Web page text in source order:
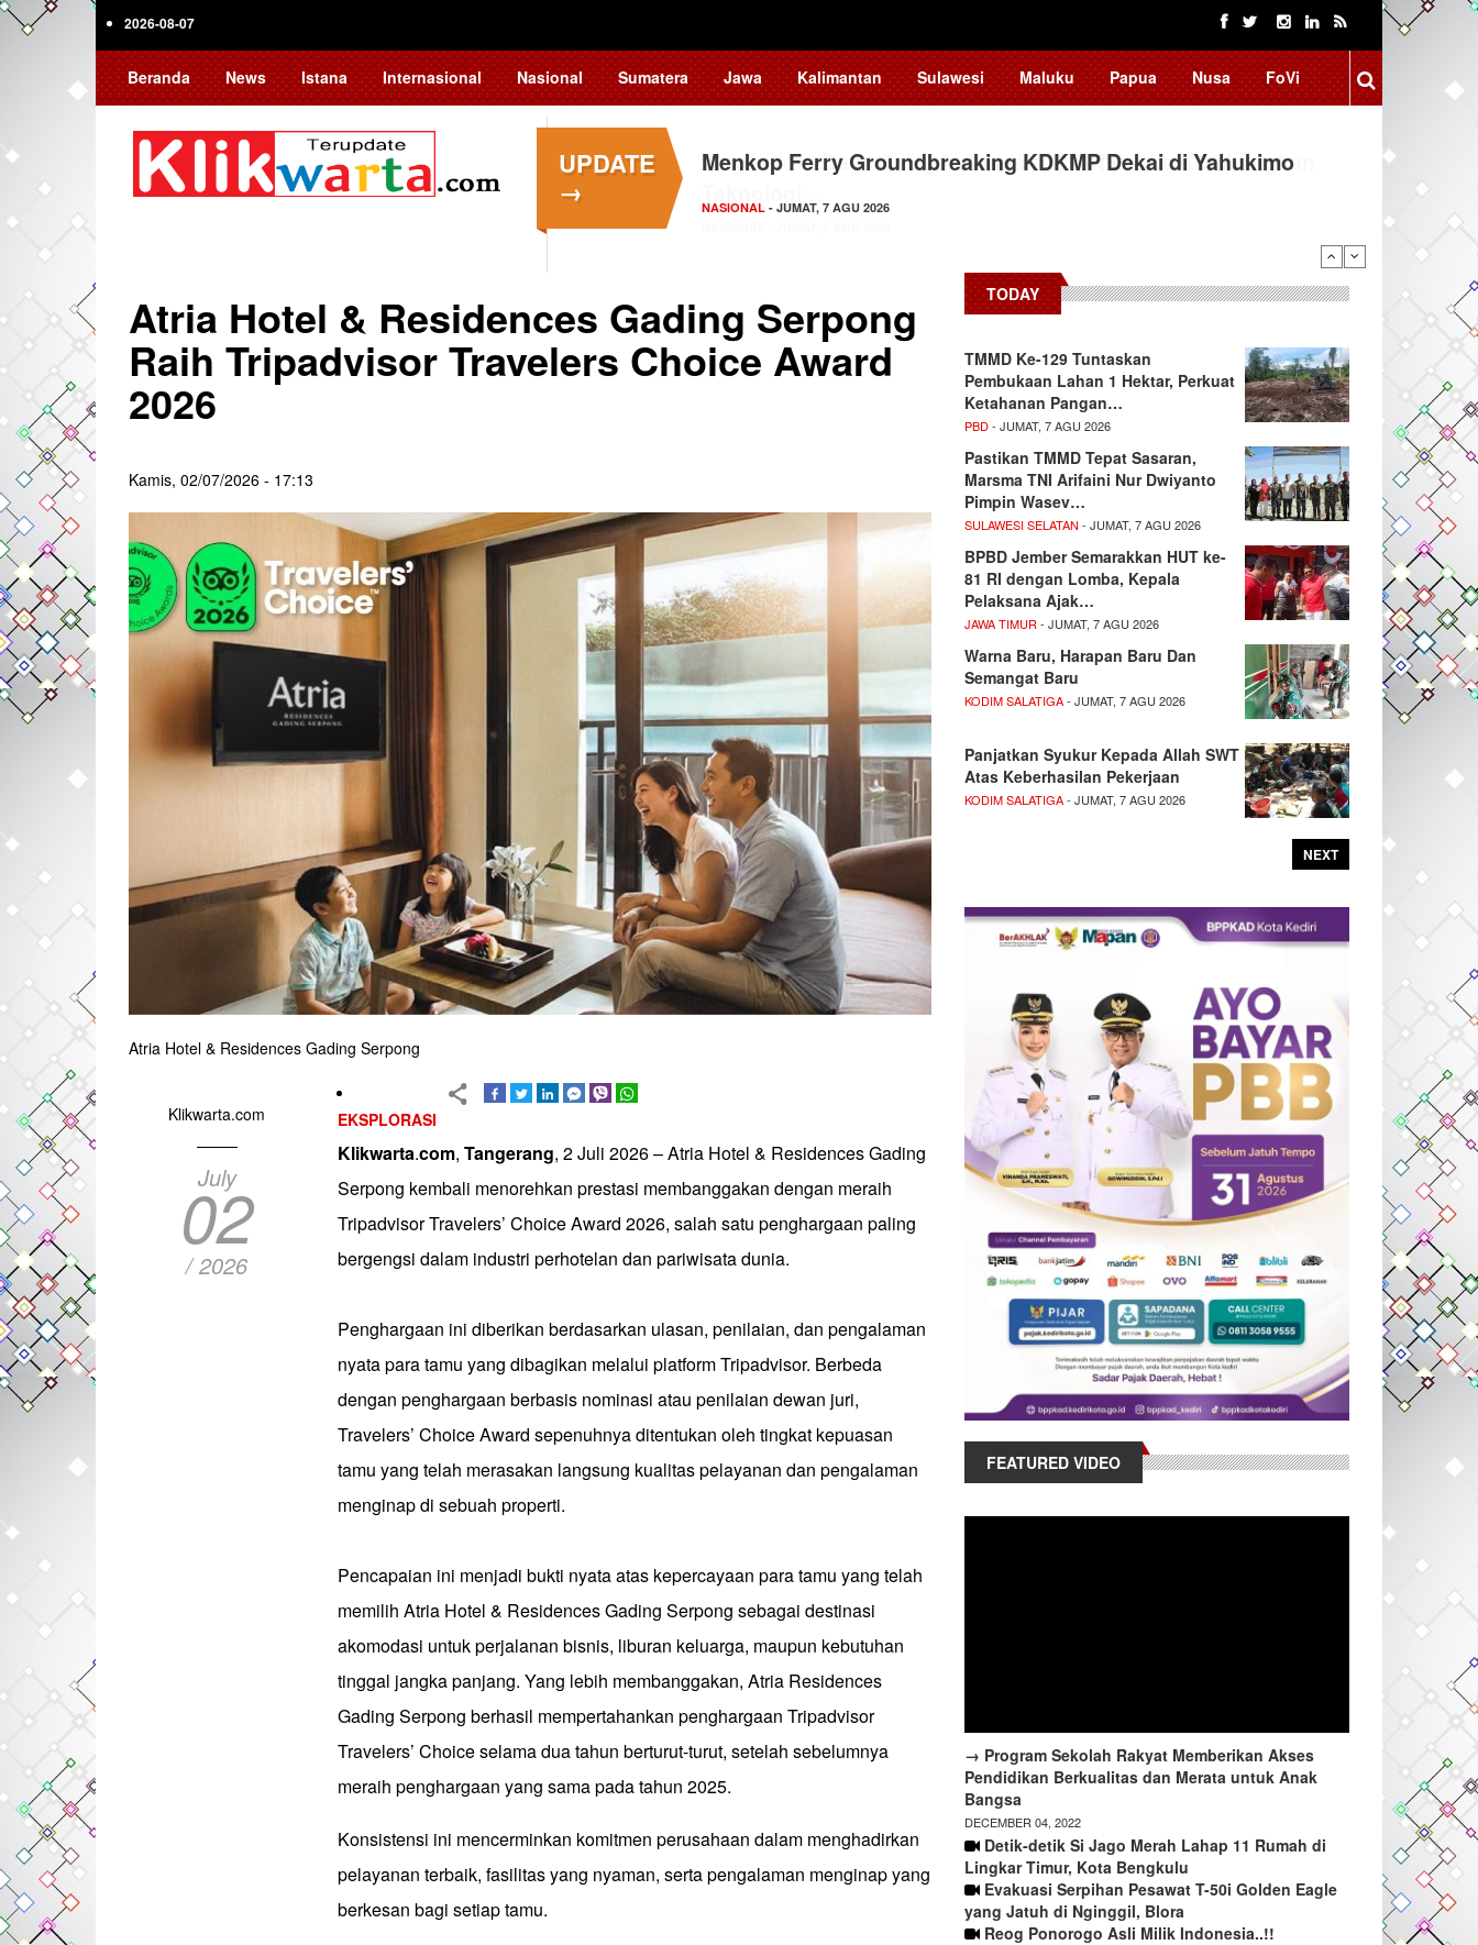
Skip
2026-08-07
Beranda News Istana Internasional Nasional Sumatera Jawa Kalimantan Sulawesi Maluku Papua Nusa FoVi
UPDATE
→
Menkop Ferry Groundbreaking KDKMP Dekai di Yahukimo
NASIONAL - JUMAT, 7 AGU 2026
Atria Hotel & Residences Gading Serpong
Raih Tripadvisor Travelers Choice Award
2026
Kamis, 02/07/2026 - 17:13
Atria Hotel & Residences Gading Serpong
Klikwarta.com
July
02
/ 2026
EKSPLORASI
Klikwarta.com, Tangerang, 2 Juli 2026 – Atria Hotel & Residences Gading
Serpong kembali menorehkan prestasi membanggakan dengan meraih
Tripadvisor Travelers’ Choice Award 2026, salah satu penghargaan paling
bergengsi dalam industri perhotelan dan pariwisata dunia.
Penghargaan ini diberikan berdasarkan ulasan, penilaian, dan pengalaman
nyata para tamu yang dibagikan melalui platform Tripadvisor. Berbeda
dengan penghargaan berbasis nominasi atau penilaian dewan juri,
Travelers’ Choice Award sepenuhnya ditentukan oleh tingkat kepuasan
tamu yang telah merasakan langsung kualitas pelayanan dan pengalaman
menginap di sebuah properti.
Pencapaian ini menjadi bukti nyata atas kepercayaan para tamu yang telah
memilih Atria Hotel & Residences Gading Serpong sebagai destinasi
akomodasi untuk perjalanan bisnis, liburan keluarga, maupun kebutuhan
tinggal jangka panjang. Yang lebih membanggakan, Atria Residences
Gading Serpong berhasil mempertahankan penghargaan Tripadvisor
Travelers’ Choice selama dua tahun berturut-turut, setelah sebelumnya
meraih penghargaan yang sama pada tahun 2025.
Konsistensi ini mencerminkan komitmen perusahaan dalam menghadirkan
pelayanan terbaik, fasilitas yang nyaman, serta pengalaman menginap yang
berkesan bagi setiap tamu.
TODAY
TMMD Ke-129 Tuntaskan
Pembukaan Lahan 1 Hektar, Perkuat
Ketahanan Pangan…
PBD- JUMAT, 7 AGU 2026
Pastikan TMMD Tepat Sasaran,
Marsma TNI Arifaini Nur Dwiyanto
Pimpin Wasev…
SULAWESI SELATAN - JUMAT, 7 AGU 2026
BPBD Jember Semarakkan HUT ke-
81 RI dengan Lomba, Kepala
Pelaksana Ajak…
JAWA TIMUR - JUMAT, 7 AGU 2026
Warna Baru, Harapan Baru Dan
Semangat Baru
KODIM SALATIGA- JUMAT, 7 AGU 2026
Panjatkan Syukur Kepada Allah SWT
Atas Keberhasilan Pekerjaan
KODIM SALATIGA- JUMAT, 7 AGU 2026
NEXT
FEATURED VIDEO
→ Program Sekolah Rakyat Memberikan Akses
Pendidikan Berkualitas dan Merata untuk Anak
Bangsa
DECEMBER 04, 2022
Detik-detik Si Jago Merah Lahap 11 Rumah di
Lingkar Timur, Kota Bengkulu
Evakuasi Serpihan Pesawat T-50i Golden Eagle
yang Jatuh di Nginggil, Blora
Reog Ponorogo Asli Milik Indonesia..!!